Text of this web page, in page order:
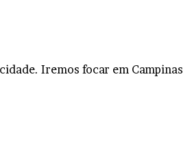
Iremos focar em Campinas